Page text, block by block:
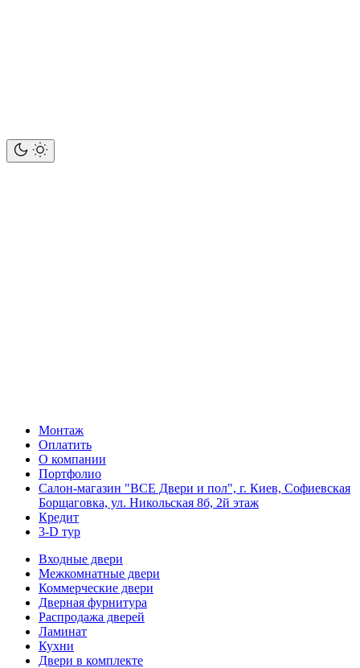
Монтаж
Оплатить
О компании
Портфолио
Салон-магазин "ВСЕ Двери и пол", г. Киев, Софиевская
Борщаговка, ул. Никольская 8б, 2й этаж
Кредит
3-D тур
Входные двери
Межкомнатные двери
Коммерческие двери
Дверная фурнитура
Распродажа дверей
Ламинат
Кухни
Двери в комплекте